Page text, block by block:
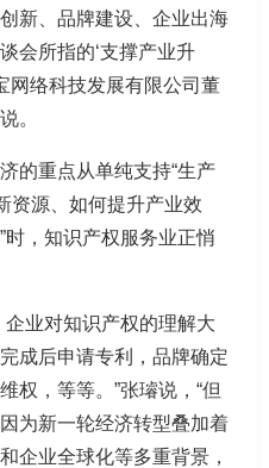
新、品牌建设、企业出海
会所指的‘支撑产业升
网络科技发展有限公司董
。
的重点从单纯支持“生产
资源、如何提升产业效
，知识产权服务业正悄
业对知识产权的理解大
成后申请专利，品牌确定
权，等等。”张璿说，“但
为新一轮经济转型叠加着
企业全球化等多重背景，